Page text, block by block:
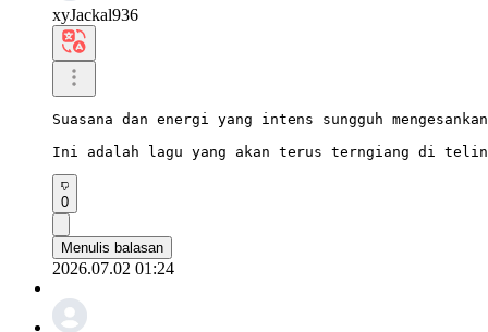
xyJackal936
Suasana dan energi yang intens sungguh
Ini adalah lagu yang akan terus terngiang di
0
Menulis balasan
2026.07.02 01:24